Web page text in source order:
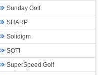
Sunday Golf
SHARP
Solidigm
SOTI
SuperSpeed Golf